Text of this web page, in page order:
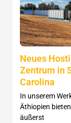
Neues
Zentrum in
Carolina
In unserem
Äthiopien
äußerst